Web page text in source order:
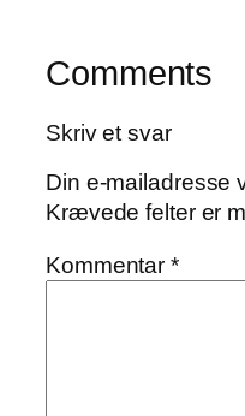
Comments
Skriv et svar
Din e-mailadresse
Krævede felter er
Kommentar*